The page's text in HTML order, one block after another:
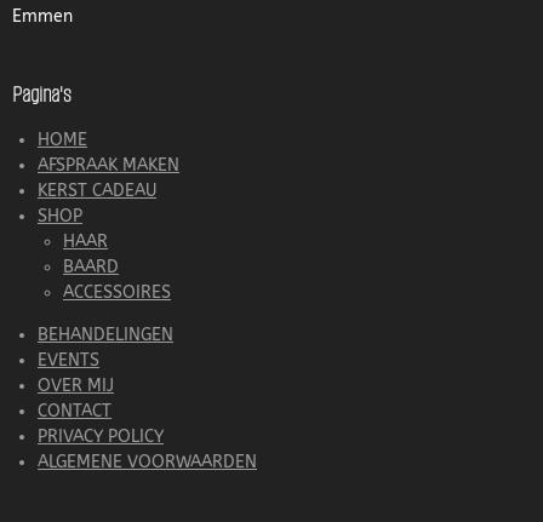
Emmen
Pagina's
HOME
AFSPRAAK MAKEN
KERST CADEAU
SHOP
HAAR
BAARD
ACCESSOIRES
BEHANDELINGEN
EVENTS
OVER MIJ
CONTACT
PRIVACY POLICY
ALGEMENE VOORWAARDEN